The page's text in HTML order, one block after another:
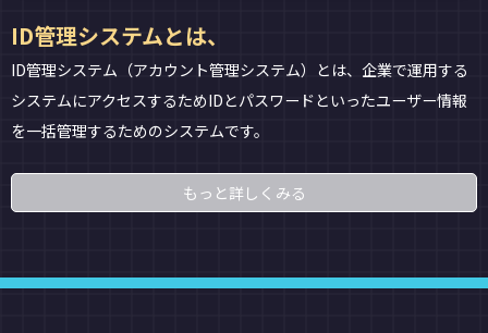
ID管理システムとは、
ID管理システム（アカウント管理システム）とは、企業で運用する
システムにアクセスするためIDとパスワードといったユーザー情報
を一括管理するためのシステムです。
もっと詳しくみる